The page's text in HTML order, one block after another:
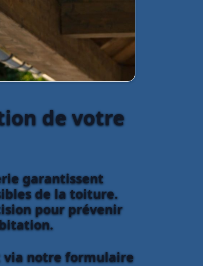
de votre
garantissent
de la toiture.
pour prévenir
via notre formulaire